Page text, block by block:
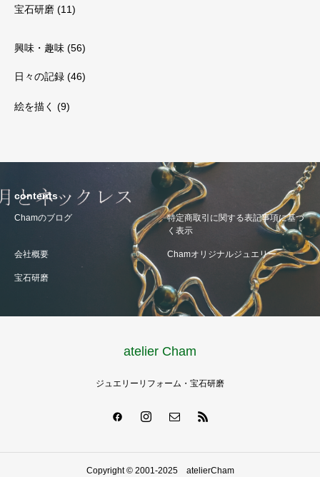
宝石研磨 (11)
興味・趣味 (56)
日々の記録 (46)
絵を描く (9)
contents
Chamのブログ
特定商取引に関する表記事項に基づ
く表示
会社概要 Chamオリジナルジュエリー
宝石研磨
atelier Cham
ジュエリーリフォーム・宝石研磨
Copyright © 2001-2025 atelierCham